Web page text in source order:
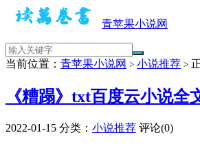
青苹果小说网
当前位置： 青苹果小说网 > 小说推荐 >
《糟蹋》txt百度云小说全
2022-01-15 分类： 小说推荐 评论(0)